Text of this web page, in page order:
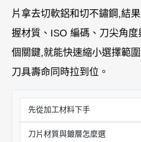
片拿去切軟鋁和切不鏽鋼,結
握材質、ISO 編碼、刀尖角
個關鍵,就能快速縮小選擇範
刀具壽命同時拉到位。
先從加工材料下手
刀片材質與鍍層怎麼選